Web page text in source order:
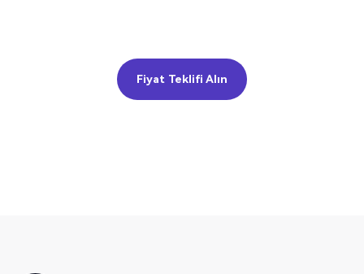
Fiyat Teklifi Alın
Fiyat Teklifi Alın